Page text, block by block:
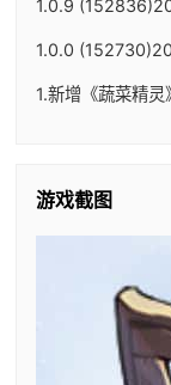
1.0.9
1.0.0
1.新增《蔬菜精
游戏截图